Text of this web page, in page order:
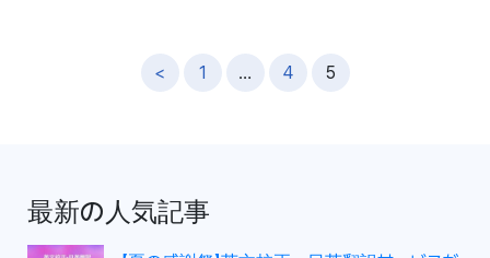
< 1 … 4 5
最新の人気記事